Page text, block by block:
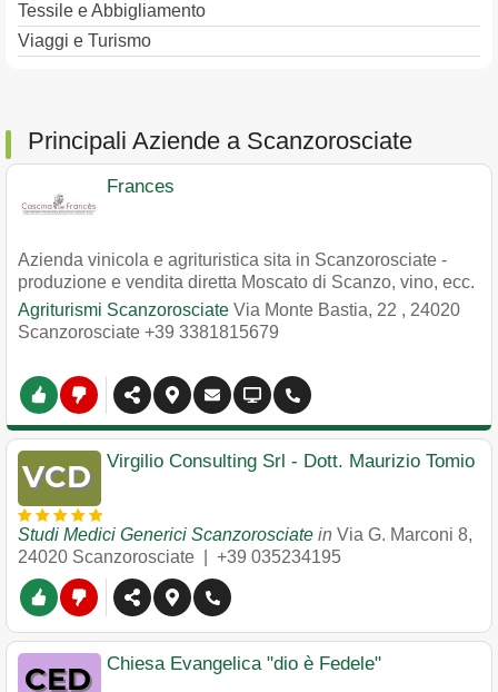
Tessile e Abbigliamento
Viaggi e Turismo
Principali Aziende a Scanzorosciate
Frances
Azienda vinicola e agrituristica sita in Scanzorosciate -
produzione e vendita diretta Moscato di Scanzo, vino, ecc.
Agriturismi Scanzorosciate Via Monte Bastia, 22 , 24020
Scanzorosciate +39 3381815679
Virgilio Consulting Srl - Dott. Maurizio Tomio
Studi Medici Generici Scanzorosciate in Via G. Marconi 8,
24020 Scanzorosciate +39 035234195
Chiesa Evangelica "dio è Fedele"